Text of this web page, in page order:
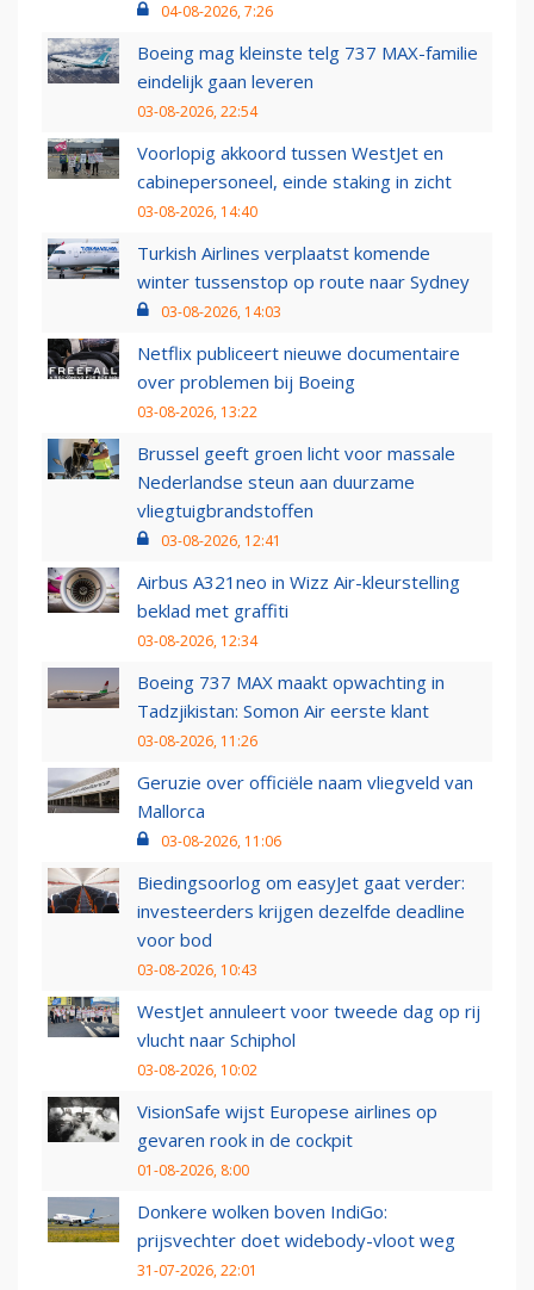
04-08-2026, 7:26
Boeing mag kleinste telg 737 MAX-familie
eindelijk gaan leveren
03-08-2026, 22:54
Voorlopig akkoord tussen WestJet en
cabinepersoneel, einde staking in zicht
03-08-2026, 14:40
Turkish Airlines verplaatst komende
winter tussenstop op route naar Sydney
03-08-2026, 14:03
Netflix publiceert nieuwe documentaire
over problemen bij Boeing
03-08-2026, 13:22
Brussel geeft groen licht voor massale
Nederlandse steun aan duurzame
vliegtuigbrandstoffen
03-08-2026, 12:41
Airbus A321neo in Wizz Air-kleurstelling
beklad met graffiti
03-08-2026, 12:34
Boeing 737 MAX maakt opwachting in
Tadzjikistan: Somon Air eerste klant
03-08-2026, 11:26
Geruzie over officiële naam vliegveld van
Mallorca
03-08-2026, 11:06
Biedingsoorlog om easyJet gaat verder:
investeerders krijgen dezelfde deadline
voor bod
03-08-2026, 10:43
WestJet annuleert voor tweede dag op rij
vlucht naar Schiphol
03-08-2026, 10:02
VisionSafe wijst Europese airlines op
gevaren rook in de cockpit
01-08-2026, 8:00
Donkere wolken boven IndiGo:
prijsvechter doet widebody-vloot weg
31-07-2026, 22:01